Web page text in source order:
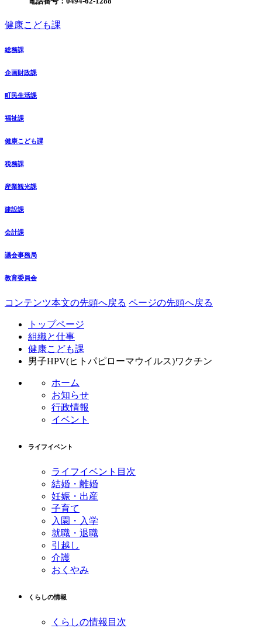
健康こども課
総務課
企画財政課
町民生活課
福祉課
健康こども課
税務課
産業観光課
建設課
会計課
議会事務局
教育委員会
コンテンツ本文の先頭へ戻る ページの先頭へ戻る
トップページ
組織と仕事
健康こども課
男子HPV(ヒトパピローマウイルス)ワクチン
ホーム
お知らせ
行政情報
イベント
ライフイベント
ライフイベント目次
結婚・離婚
妊娠・出産
子育て
入園・入学
就職・退職
引越し
介護
おくやみ
くらしの情報
くらしの情報目次